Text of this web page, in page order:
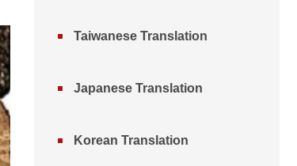
Taiwanese Translation
Japanese Translation
Korean Translation